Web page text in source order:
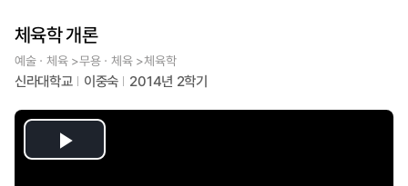
체육학 개론
예술ㆍ체육 >무용ㆍ체육 >체육학
신라대학교 이중숙 2014년 2학기
Play